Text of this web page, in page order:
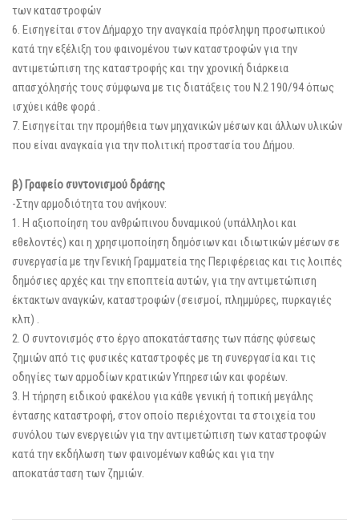
των καταστροφών
6. Εισηγείται στον Δήμαρχο την αναγκαία πρόσληψη προσωπικού
κατά την εξέλιξη του φαινομένου των καταστροφών για την
αντιμετώπιση της καταστροφής και την χρονική διάρκεια
απασχόλησής τους σύμφωνα με τις διατάξεις του Ν.2 190/94 όπως
ισχύει κάθε φορά .
7. Εισηγείται την προμήθεια των μηχανικών μέσων και άλλων υλικών
που είναι αναγκαία για την πολιτική προστασία του Δήμου.
β) Γραφείο συντονισμού δράσης
-Στην αρμοδιότητα του ανήκουν:
1. Η αξιοποίηση του ανθρώπινου δυναμικού (υπάλληλοι και
εθελοντές) και η χρησιμοποίηση δημόσιων και ιδιωτικών μέσων σε
συνεργασία με την Γενική Γραμματεία της Περιφέρειας και τις λοιπές
δημόσιες αρχές και την εποπτεία αυτών, για την αντιμετώπιση
έκτακτων αναγκών, καταστροφών (σεισμοί, πλημμύρες, πυρκαγιές
κλπ) .
2. Ο συντονισμός στο έργο αποκατάστασης των πάσης φύσεως
ζημιών από τις φυσικές καταστροφές με τη συνεργασία και τις
οδηγίες των αρμοδίων κρατικών Υπηρεσιών και φορέων.
3. Η τήρηση ειδικού φακέλου για κάθε γενική ή τοπική μεγάλης
έντασης καταστροφή, στον οποίο περιέχονται τα στοιχεία του
συνόλου των ενεργειών για την αντιμετώπιση των καταστροφών
κατά την εκδήλωση των φαινομένων καθώς και για την
αποκατάσταση των ζημιών.